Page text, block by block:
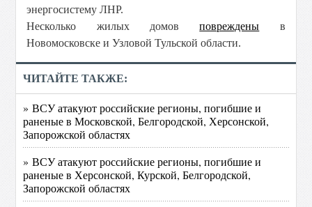
энергосистему ЛНР.
Несколько жилых домовповреждены в
Новомосковске и Узловой Тульской области.
ЧИТАЙТЕ ТАКЖЕ:
» ВСУ атакуют российские регионы, погибшие и
раненые в Московской, Белгородской, Херсонской,
Запорожской областях
» ВСУ атакуют российские регионы, погибшие и
раненые в Херсонской, Курской, Белгородской,
Запорожской областях